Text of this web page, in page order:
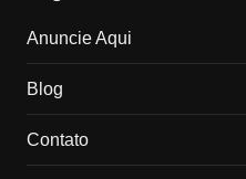
Anuncie Aqui
Blog
Contato